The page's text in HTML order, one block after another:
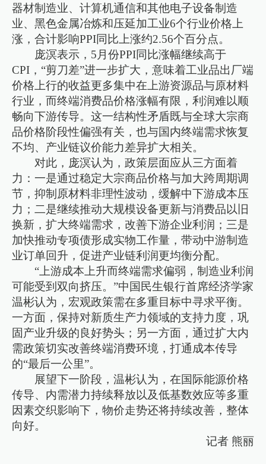
器材制造业、计算机通信和其他电子设备制造
业、黑色金属冶炼和压延加工业6个行业价格上
涨，合计影响PPI同比上涨约2.56个百分点。
庞溟表示，5月份PPI同比涨幅继续高于
CPI，“剪刀差”进一步扩大，意味着工业品出厂端
价格上行的收益更多集中在上游资源品与原材料
行业，而终端消费品价格涨幅有限，利润难以顺
畅向下游传导。这一结构性矛盾既与全球大宗商
品价格阶段性偏强有关，也与国内终端需求恢复
不均、产业链议价能力差异扩大相关。
对此，庞溟认为，政策层面应从三方面着
力：一是通过稳定大宗商品价格与加大跨周期调
节，抑制原材料非理性波动，缓解中下游成本压
力；二是继续推动大规模设备更新与消费品以旧
换新，扩大终端需求，改善下游企业利润；三是
加快推动专项债形成实物工作量，带动中游制造
业订单回升，促进产业链利润更均衡分配。
“上游成本上升而终端需求偏弱，制造业利润
可能受到双向挤压。”中国民生银行首席经济学家
温彬认为，宏观政策需在多重目标中寻求平衡。
一方面，保持对新质生产力领域的支持力度，巩
固产业升级的良好势头；另一方面，通过扩大内
需政策切实改善终端消费环境，打通成本传导
的“最后一公里”。
展望下一阶段，温彬认为，在国际能源价格
传导、内需潜力持续释放以及低基数效应等多重
因素交织影响下，物价走势还将持续改善，整体
向好。
记者 熊丽